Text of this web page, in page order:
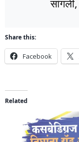
Share this:
Facebook
Related